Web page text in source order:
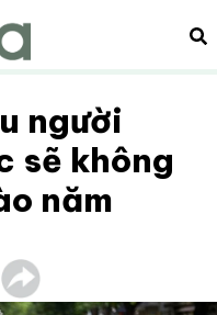
người
sẽ không
năm